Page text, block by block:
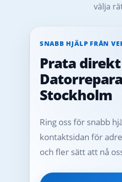
välja
SNABB HJÄLP FRÅN
Prata
Stockholm
Ring oss för snabb
kontaktsidan för
och fler sätt att nå